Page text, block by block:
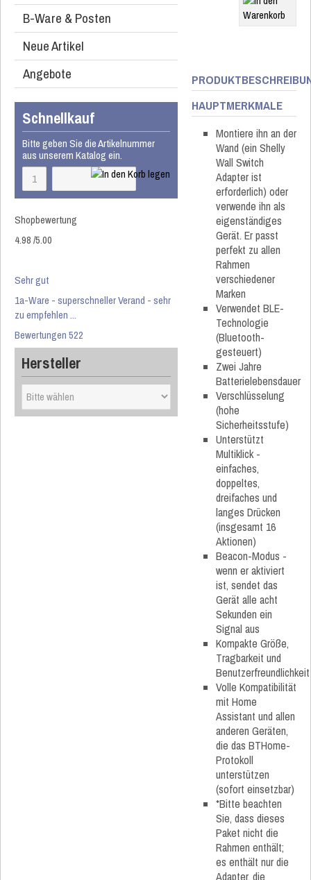
B-Ware & Posten
Neue Artikel
Angebote
Schnellkauf
Bitte geben Sie die Artikelnummer
aus unserem Katalog ein.
Shopbewertung
4.98/5.00
Sehr gut
1a-Ware - superschneller Verand - sehr
zu empfehlen ...
Bewertungen 522
Hersteller
HAUPTMERKMALE
Montiere ihn an der
Wand (ein Shelly
Wall Switch
Adapter ist
erforderlich) oder
verwende ihn als
eigenständiges
Gerät. Er passt
perfekt zu allen
Rahmen
verschiedener
Marken
Verwendet BLE-
Technologie
(Bluetooth-
gesteuert)
Zwei Jahre
Batterielebensdauer
Verschlüsselung
(hohe
Sicherheitsstufe)
Unterstützt
Multiklick -
einfaches,
doppeltes,
dreifaches und
langes Drücken
(insgesamt 16
Aktionen)
Beacon-Modus -
wenn er aktiviert
ist, sendet das
Gerät alle acht
Sekunden ein
Signal aus
Kompakte Größe,
Tragbarkeit und
Benutzerfreundlichkeit
Volle Kompatibilität
mit Home
Assistant und allen
anderen Geräten,
die das BTHome-
Protokoll
unterstützen
(sofort einsetzbar)
*Bitte beachten
Sie, dass dieses
Paket nicht die
Rahmen enthält;
es enthält nur die
Adapter, die